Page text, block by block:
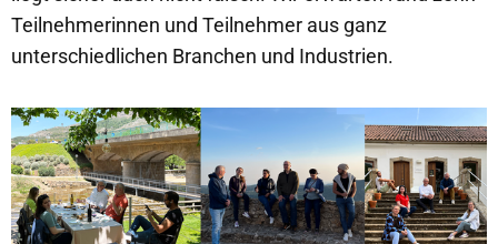
Teilnehmerinnen und Teilnehmer aus ganz
unterschiedlichen Branchen und Industrien.